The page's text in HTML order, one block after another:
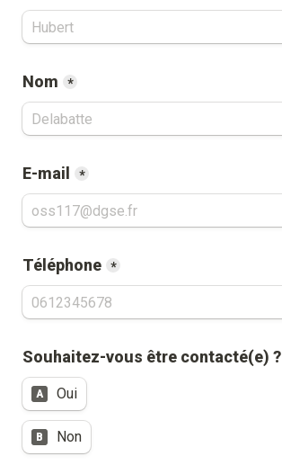
Nom *
E-mail *
Téléphone *
Souhaitez-vous être contacté(e) ?
A Oui
B Non